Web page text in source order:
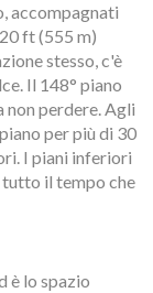
accompagnati
ft (555 m)
stesso, c'è
Il 148° piano
non perdere. Agli
per più di 30
I piani inferiori
tutto il tempo che
è lo spazio